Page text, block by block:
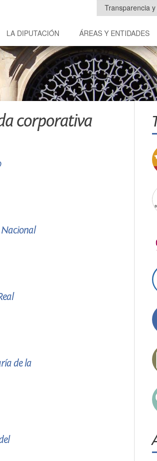
Transparencia
LA DIPUTACIÓN ÁREAS Y ENTIDADES
corporativa
Nacional
de la